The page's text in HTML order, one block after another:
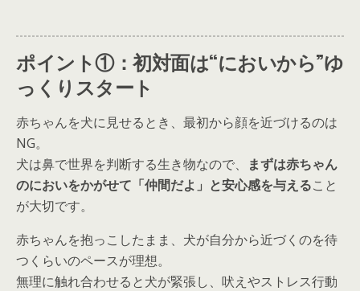
ポイント①：初対面は“においから”ゆ
っくりスタート
赤ちゃんを犬に見せるとき、最初から顔を近づけるのは
NG。
犬は鼻で世界を判断する生き物なので、
まずは赤ちゃん
のにおいをかがせて「仲間だよ」と安心感を与えること
が大切です。
赤ちゃんを抱っこしたまま、犬が自分から近づくのを待
つくらいのペースが理想。
無理に触れ合わせると犬が緊張し、吠えやストレス行動